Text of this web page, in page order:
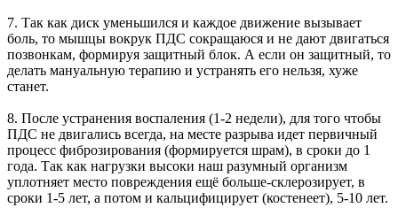
7. Так как диск уменьшился и каждое движение вызывает
боль, то мышцы вокрук ПДС сокращаюся и не дают двигаться
позвонкам, формируя защитный блок. А если он защитный, то
делать мануальную терапию и устранять его нельзя, хуже
станет.
8. После устранения воспаления (1-2 недели), для того чтобы
ПДС не двигались всегда, на месте разрыва идет первичный
процесс фиброзирования (формируется шрам), в сроки до 1
года. Так как нагрузки высоки наш разумный организм
уплотняет место повреждения ещё больше-склерозирует, в
сроки 1-5 лет, а потом и кальцифицирует (костенеет), 5-10 лет.